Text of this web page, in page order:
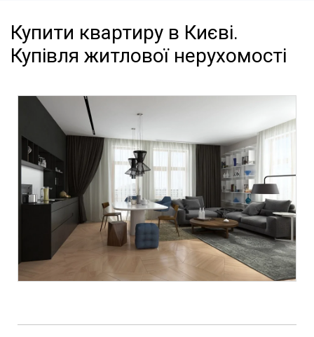
Купити квартиру в Києві.
Купівля житлової нерухомості